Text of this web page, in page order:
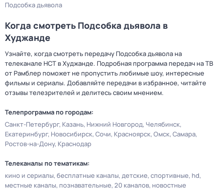
Подсобка дьявола
Когда смотреть Подсобка дьявола в
Худжанде
Узнайте, когда смотреть передачу Подсобка дьявола на
телеканале НСТ в Худжанде. Подробная программа передач на ТВ
от Рамблер поможет не пропустить любимые шоу, интересные
фильмы и сериалы. Добавляйте передачи в избранное, читайте
отзывы телезрителей и делитесь своим мнением.
Телепрограмма по городам:
Санкт-Петербург Казань Нижний Новгород Челябинск
Екатеринбург Новосибирск Сочи Красноярск Омск Самара
Ростов-на-Дону Краснодар
Телеканалы по тематикам:
кино и сериалы бесплатные каналы детские спортивные hd
местные каналы познавательные 20 каналов новостные